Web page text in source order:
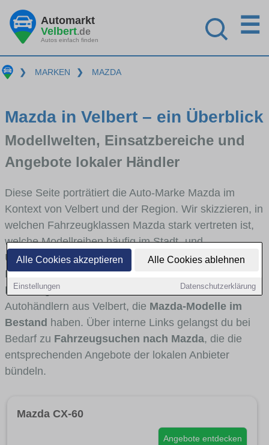
Alle Cookies akzeptieren Alle Cookies ablehnen
Einstellungen Datenschutzerklärung
Automarkt
Velbert.de
Autos einfach finden
☰
❯ MARKEN ❯ MAZDA
Mazda in Velbert – ein Überblick
Modellwelten, Einsatzbereiche und
Angebote lokaler Händler
Diese Seite porträtiert die Auto-Marke Mazda im
Kontext von Velbert und der Region. Wir skizzieren, in
welchen Fahrzeugklassen Mazda stark vertreten ist,
welche Modellreihen häufig im Stadt- und
Umlandverkehr zu sehen sind und für welche
Fahrertypen die Marke interessant ist. Viele
Fahrzeuge stammen von Autohäusern und
Autohändlern aus Velbert, die Mazda-Modelle im
Bestand haben. Über interne Links gelangst du bei
Bedarf zu Fahrzeugsuchen nach Mazda, die die
entsprechenden Angebote der lokalen Anbieter
bündeln.
Mazda CX-60
Angebote entdecken